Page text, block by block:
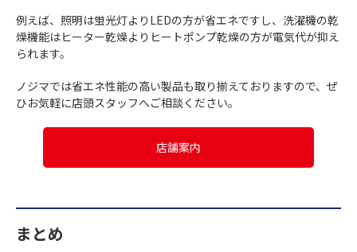
例えば、照明は蛍光灯よりLEDの方が省エネですし、洗濯機の乾
燥機能はヒーター乾燥よりヒートポンプ乾燥の方が電気代が抑え
られます。
ノジマでは省エネ性能の高い製品も取り揃えておりますので、ぜ
ひお気軽に店頭スタッフへご相談ください。
店舗案内
まとめ